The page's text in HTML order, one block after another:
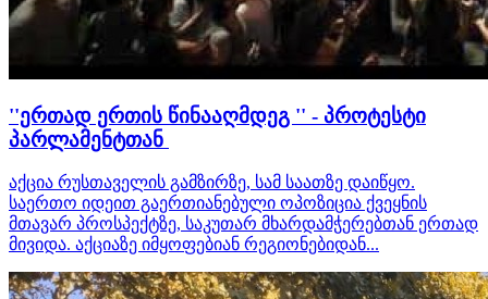
''ერთად ერთის წინააღმდეგ '' - პროტესტი
პარლამენტთან
აქცია რუსთაველის გამზირზე, სამ საათზე დაიწყო.
საერთო იდეით გაერთიანებული ოპოზიცია ქვეყნის
მთავარ პროსპექტზე, საკუთარ მხარდამჭერებთან ერთად
მივიდა. აქციაზე იმყოფებიან რეგიონებიდან...